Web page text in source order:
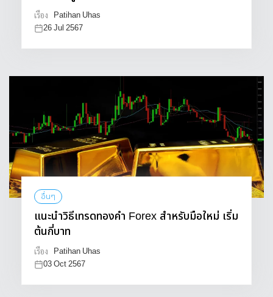
เรื่อง
Patihan Uhas
26 Jul 2567
อื่นๆ
แนะนำวิธีเทรดทองคำ Forex สำหรับมือใหม่ เริ่ม
ต้นกี่บาท
เรื่อง
Patihan Uhas
03 Oct 2567